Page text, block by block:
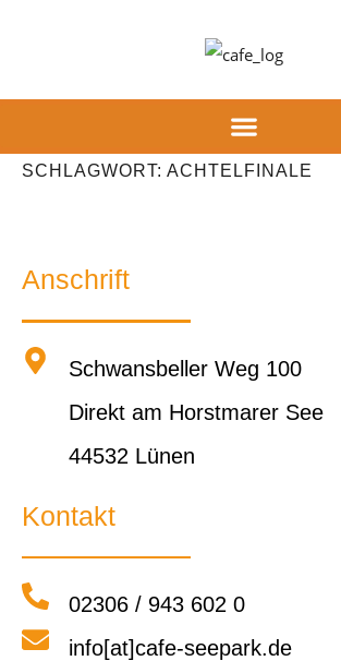
SCHLAGWORT: ACHTELFINALE
Anschrift
Schwansbeller Weg 100
Direkt am Horstmarer See
44532 Lünen
Kontakt
02306 / 943 602 0
info[at]cafe-seepark.de